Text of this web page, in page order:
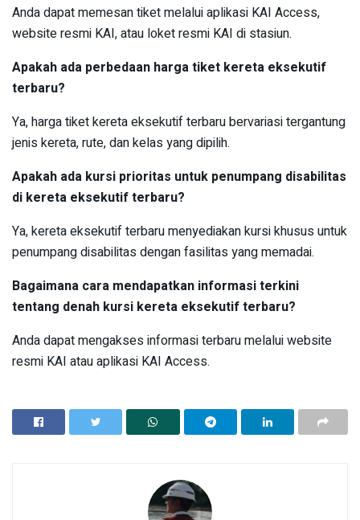
Anda dapat memesan tiket melalui aplikasi KAI Access,
website resmi KAI, atau loket resmi KAI di stasiun.
Apakah ada perbedaan harga tiket kereta eksekutif
terbaru?
Ya, harga tiket kereta eksekutif terbaru bervariasi tergantung
jenis kereta, rute, dan kelas yang dipilih.
Apakah ada kursi prioritas untuk penumpang disabilitas
di kereta eksekutif terbaru?
Ya, kereta eksekutif terbaru menyediakan kursi khusus untuk
penumpang disabilitas dengan fasilitas yang memadai.
Bagaimana cara mendapatkan informasi terkini
tentang denah kursi kereta eksekutif terbaru?
Anda dapat mengakses informasi terbaru melalui website
resmi KAI atau aplikasi KAI Access.